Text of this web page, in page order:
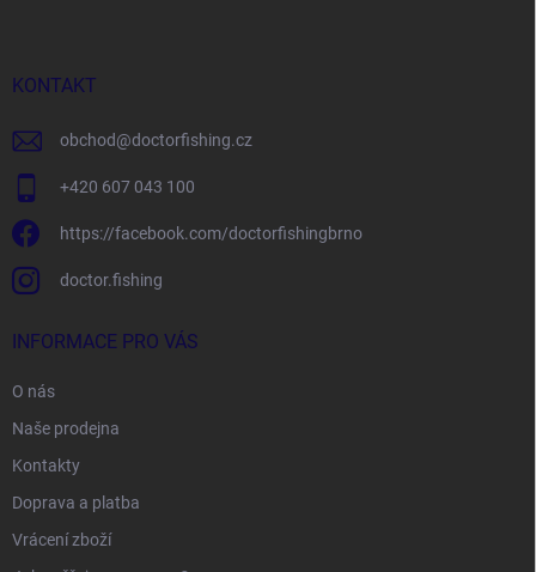
KONTAKT
obchod@doctorfishing.cz
+420 607 043 100
https://facebook.com/doctorfishingbrno
doctor.fishing
INFORMACE PRO VÁS
O nás
Naše prodejna
Kontakty
Doprava a platba
Vrácení zboží